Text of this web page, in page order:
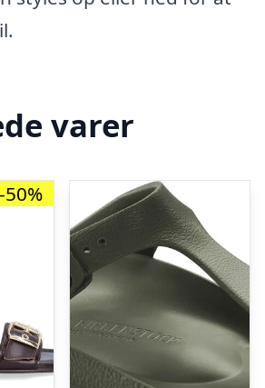
varer
-50%